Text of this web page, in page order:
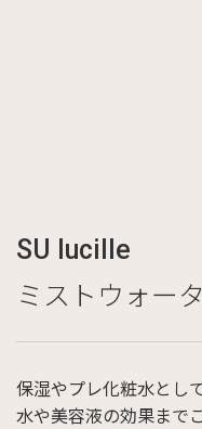
SU lucille
ミストウォー
保湿やプレ化粧水とし
水や美容液の効果まで